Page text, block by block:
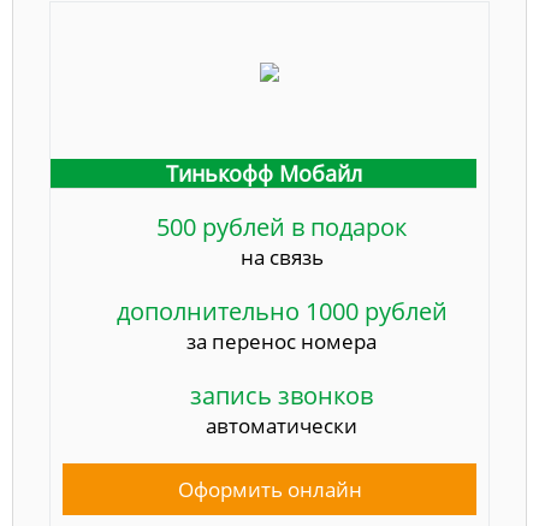
Тинькофф Мобайл
500 рублей в подарок
на связь
дополнительно 1000 рублей
за перенос номера
запись звонков
автоматически
Оформить онлайн